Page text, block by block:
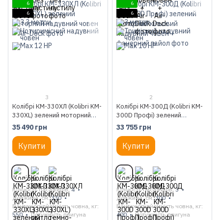
6
6
3
Колібрі КМ-330ХЛ (Kolibri KM-
330XL) зелений моторний
надувний човен + Air-Deck
35 490 грн
Купити
Кількість пасажирів 4
Довжина, см 330
Вантажопідйомність човна, кг
550
Потужність двигуна
6
6
2
Колібрі КМ-300Д (Kolibri KM-
300D Профі) зелений
моторний кільовий надувний
човен + фанерний пайол
33 755 грн
Купити
Кількість пасажирів 3
Довжина, см 300
Вантажопідйомність човна, кг
400
Потужність двигуна